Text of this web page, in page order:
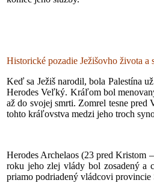
Historické pozadie Ježišovho života a
Keď sa Ježiš narodil, bola Palestína
Herodes Veľký. Kráľom bol
až do svojej smrti. Zomrel tesne
tohto kráľovstva medzi jeho troch
Herodes Archelaos (23 pred Kristom
roku jeho zlej vlády bol zosadený a
priamo podriadený vládcovi